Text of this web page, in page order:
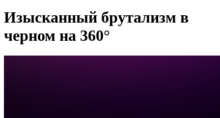
Изысканный брутализм в
черном на 360°